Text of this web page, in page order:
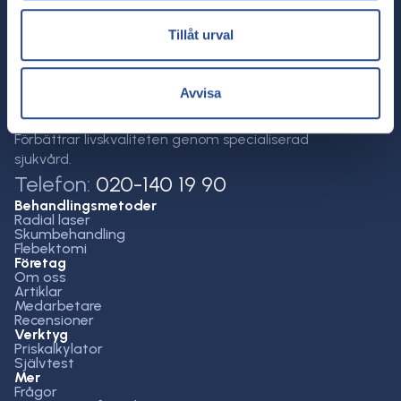
Tillåt urval
Avvisa
Förbättrar livskvaliteten genom specialiserad
sjukvård.
Telefon: 020-140 19 90
Behandlingsmetoder
Radial laser
Skumbehandling
Flebektomi
Företag
Om oss
Artiklar
Medarbetare
Recensioner
Verktyg
Priskalkylator
Självtest
Mer
Frågor